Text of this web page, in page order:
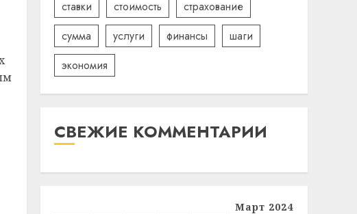
ставки
стоимость
страхование
сумма
услуги финансы
шаги
экономия
СВЕЖИЕ КОММЕНТАРИИ
Март 2024